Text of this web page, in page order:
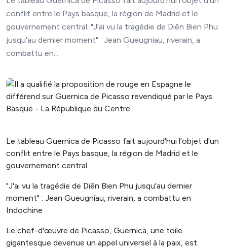
conflit entre le Pays basque, la région de Madrid et le
gouvernement central. "J'ai vu la tragédie de Diên Bien Phu
jusqu'au dernier moment" : Jean Gueugniau, riverain, a
combattu en...
Le tableau Guernica de Picasso fait aujourd'hui l'objet d'un
conflit entre le Pays basque, la région de Madrid et le
gouvernement central.
"J'ai vu la tragédie de Diên Bien Phu jusqu'au dernier
moment" : Jean Gueugniau, riverain, a combattu en
Indochine
Le chef-d'œuvre de Picasso, Guernica, une toile
gigantesque devenue un appel universel à la paix, est